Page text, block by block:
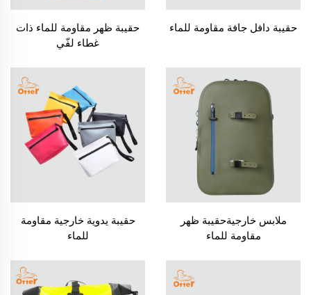
حقيبة دافل جافة مقاومة للماء
حقيبة ظهر مقاومة للماء ذات
غطاء لفّي
ملابس خارجيةحقيبة ظهر
مقاومة للماء
حقيبة يدوية خارجية مقاومة
للماء